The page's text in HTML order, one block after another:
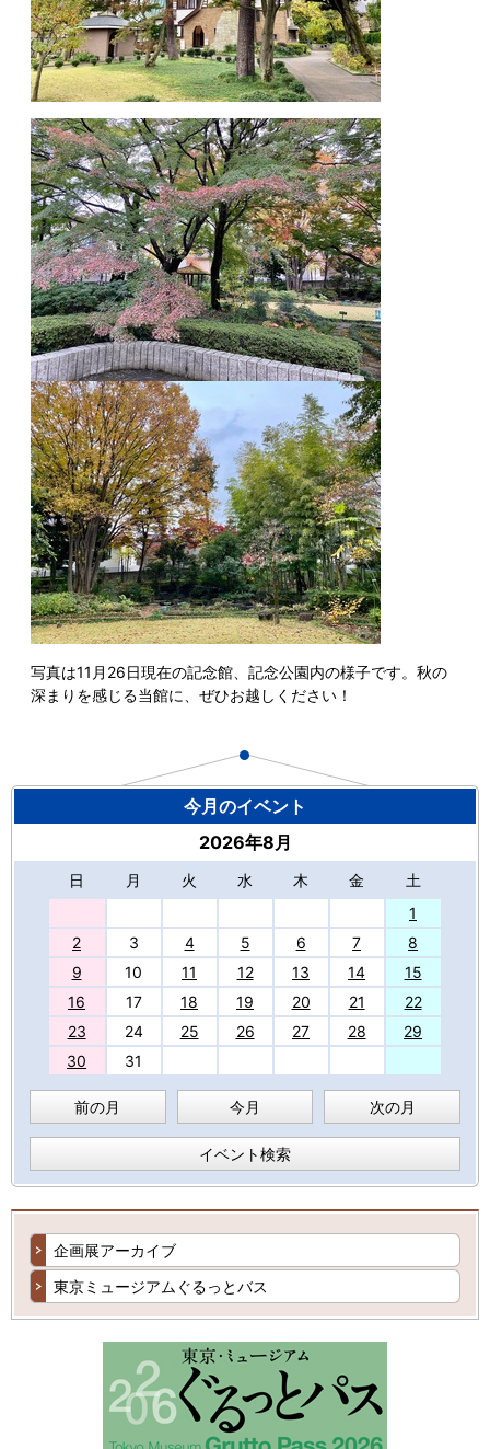
写真は11月26日現在の記念館、記念公園内の様子です。秋の
深まりを感じる当館に、ぜひお越しください！
今月のイベント
2026年8月
日 月 火 水 木 金
土
1
2
3 4 5 6 7
8
9
10 11 12 13 14
15
16
17 18 19 20 21
22
23
24 25 26 27 28
29
30
31
前の月 今月 次の月
イベント検索
企画展アーカイブ
東京ミュージアムぐるっとバス